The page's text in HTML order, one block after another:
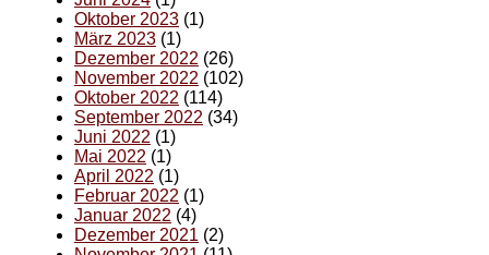
Oktober 2023 (1)
März 2023 (1)
Dezember 2022 (26)
November 2022 (102)
Oktober 2022 (114)
September 2022 (34)
Juni 2022 (1)
Mai 2022 (1)
April 2022 (1)
Februar 2022 (1)
Januar 2022 (4)
Dezember 2021 (2)